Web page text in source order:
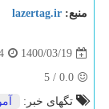
منبع: lazertag.ir
1400/03/19
0.0
/
5
تگهای خبر: